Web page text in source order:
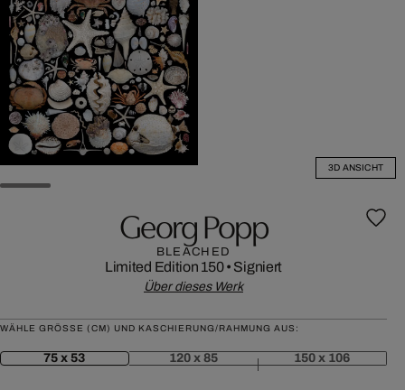
3D ANSICHT
Georg Popp
BLEACHED
Limited Edition 150• Signiert
Über dieses Werk
WÄHLE GRÖSSE (CM) UND KASCHIERUNG/RAHMUNG AUS:
75 x 53 120 x 85 150 x 106